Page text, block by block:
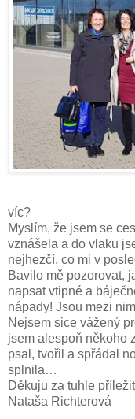
víc?
Myslím, že jsem se
vznášela a do vlaku
nejhezčí, co mi v
Bavilo mě pozorovat,
napsat vtipné a
nápady! Jsou mezi
Nejsem sice vážený
jsem alespoň někoho
psal, tvořil a spřádal
splnila…
Děkuju za tuhle
Nataša Richterová